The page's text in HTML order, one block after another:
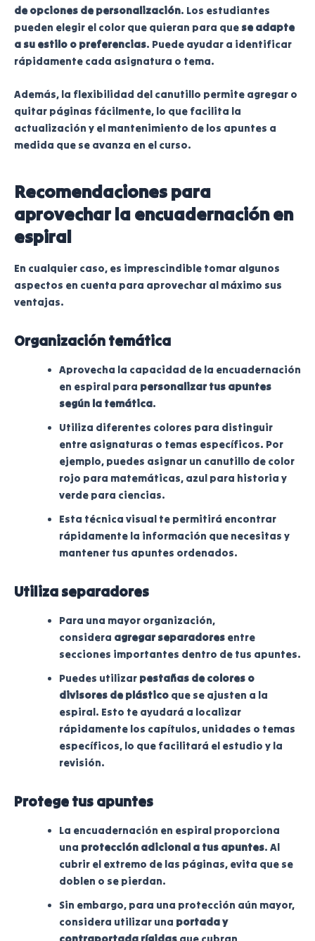
de opciones de personalización. Los estudiantes
pueden elegir el color que quieran para que se adapte
a su estilo o preferencias. Puede ayudar a identificar
rápidamente cada asignatura o tema.
Además, la flexibilidad del canutillo permite agregar o
quitar páginas fácilmente, lo que facilita la
actualización y el mantenimiento de los apuntes a
medida que se avanza en el curso.
Recomendaciones para
aprovechar la encuadernación en
espiral
En cualquier caso, es imprescindible tomar algunos
aspectos en cuenta para aprovechar al máximo sus
ventajas.
Organización temática
Aprovecha la capacidad de la encuadernación
en espiral para personalizar tus apuntes
según la temática.
Utiliza diferentes colores para distinguir
entre asignaturas o temas específicos. Por
ejemplo, puedes asignar un canutillo de color
rojo para matemáticas, azul para historia y
verde para ciencias.
Esta técnica visual te permitirá encontrar
rápidamente la información que necesitas y
mantener tus apuntes ordenados.
Utiliza separadores
Para una mayor organización,
considera agregar separadoresentre
secciones importantes dentro de tus apuntes.
Puedes utilizar pestañas de colores o
divisores de plástico que se ajusten a la
espiral. Esto te ayudará a localizar
rápidamente los capítulos, unidades o temas
específicos, lo que facilitará el estudio y la
revisión.
Protege tus apuntes
La encuadernación en espiral proporciona
una protección adicional a tus apuntes. Al
cubrir el extremo de las páginas, evita que se
doblen o se pierdan.
Sin embargo, para una protección aún mayor,
considera utilizar una portada y